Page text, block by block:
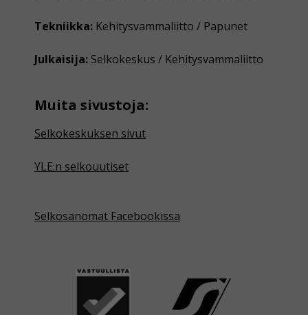
Tekniikka: Kehitysvammaliitto / Papunet
Julkaisija: Selkokeskus / Kehitysvammaliitto
Muita sivustoja:
Selkokeskuksen sivut
YLE:n selkouutiset
Selkosanomat Facebookissa